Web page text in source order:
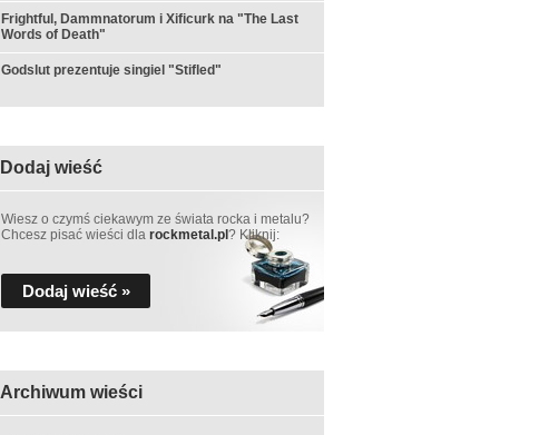
Frightful, Dammnatorum i Xificurk na "The Last
Words of Death"
Godslut prezentuje singiel "Stifled"
Dodaj wieść
Wiesz o czymś ciekawym ze świata rocka i metalu?
Chcesz pisać wieści dla rockmetal.pl ? Kliknij:
Dodaj wieść »
Archiwum wieści